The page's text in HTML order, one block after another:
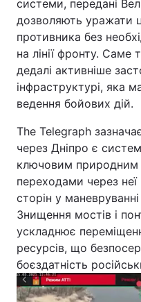
системи, передані
дозволяють уражати
противника без
на лінії фронту. Саме
дедалі активніше
інфраструктурі, яка
ведення бойових дій.
The Telegraph
через Дніпро є
ключовим природним
переходами через
сторін у
Знищення мостів і
ускладнює
ресурсів, що
боєздатність